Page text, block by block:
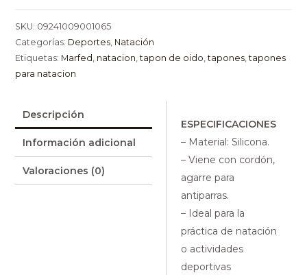
SKU: 09241009001065
Categorías: Deportes, Natación
Etiquetas: Marfed , natacion,tapon de oido,tapones,tapones
para natacion
Descripción
Información adicional
Valoraciones (0)
ESPECIFICACIONES
– Material: Silicona.
– Viene con cordón,
agarre para
antiparras.
– Ideal para la
práctica de natación
o actividades
deportivas